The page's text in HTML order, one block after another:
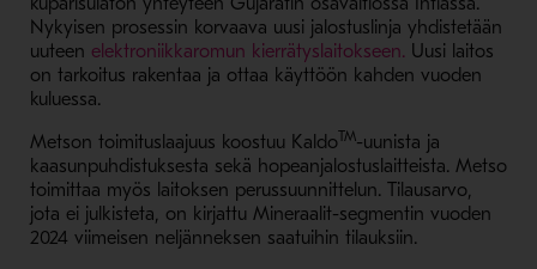
Nykyisen prosessin korvaava uusi jalostuslinja yhdistetään
uuteen elektroniikkaromun kierrätyslaitokseen.- Avaa uudessa
Uusi laitos
on tarkoitus rakentaa ja ottaa käyttöön kahden vuoden
kuluessa.
Metson toimituslaajuus koostuu KaldoTM-uunista ja
kaasunpuhdistuksesta sekä hopeanjalostuslaitteista. Metso
toimittaa myös laitoksen perussuunnittelun. Tilausarvo,
jota ei julkisteta, on kirjattu Mineraalit-segmentin vuoden
2024 viimeisen neljänneksen saatuihin tilauksiin.